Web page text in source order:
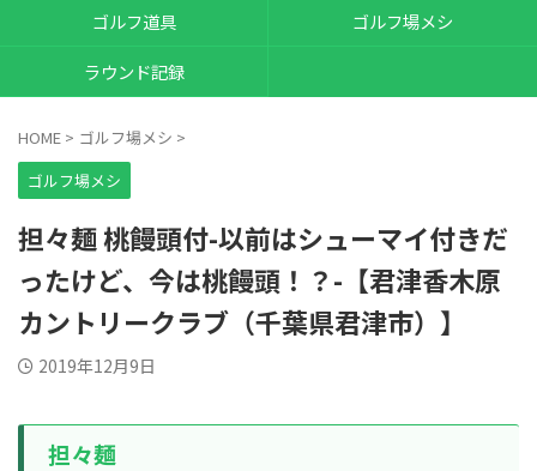
ゴルフ道具
ゴルフ場メシ
ラウンド記録
HOME > ゴルフ場メシ >
ゴルフ場メシ
担々麺 桃饅頭付-以前はシューマイ付きだ
ったけど、今は桃饅頭！？-【君津香木原
カントリークラブ（千葉県君津市）】
2019年12月9日
担々麺